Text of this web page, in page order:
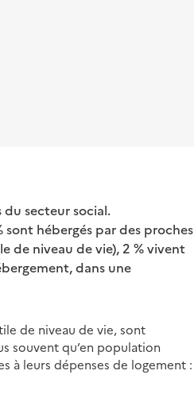
secteur social.
hébergés par des proches
de niveau de vie), 2 % vivent
dans une
de niveau de vie, sont
souvent qu’en population
à leurs dépenses de logement :